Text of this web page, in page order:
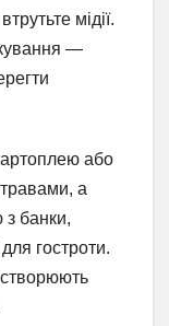
мідії.
—
або
а
з банки,
гостроти.
створюють